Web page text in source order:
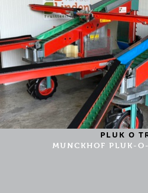
PLUK O
MUNCKHOF PLUK-